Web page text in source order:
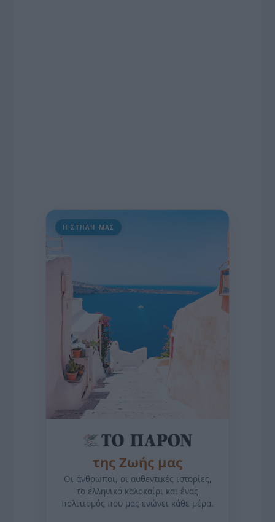
Η ΣΤΗΛΗ ΜΑΣ
της Ζωής μας
Οι άνθρωποι, οι αυθεντικές ιστορίες,
το ελληνικό καλοκαίρι και ένας
πολιτισμός που μας ενώνει κάθε μέρα.